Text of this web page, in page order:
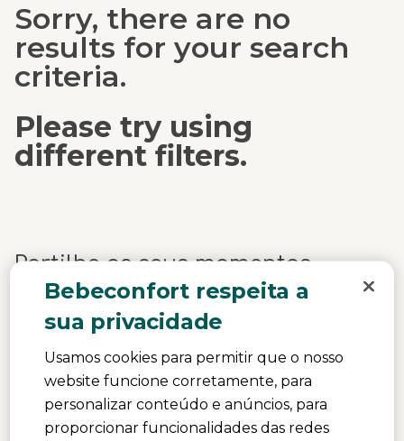
Bebeconfort respeita a
sua privacidade
Usamos cookies para permitir que o nosso
website funcione corretamente, para
personalizar conteúdo e anúncios, para
proporcionar funcionalidades das redes
Sorry, there are no
results for your search
criteria.
Please try using
different filters.
Partilhe os seus momentos
Bebeconfort
#mybebeconfort
Upload Yours Here
Media Carousel
Carousel with product photos. Use the previous and next